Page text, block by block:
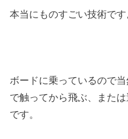
本当にものすごい技術です
ボードに乗っているので
で触ってから飛ぶ、また
です。